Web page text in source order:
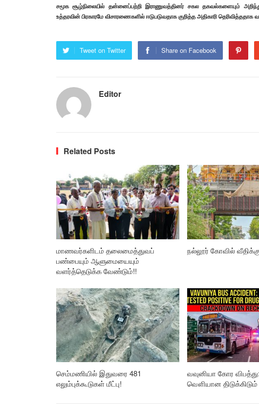
சமூக சூழ்நிலையில் தன்னைப்பற்றி இராணுவத்தினர் சகல தகவல்களையும்
உத்தரவின் பிரகாரமே விசாரணைகளில் ஈடுபடுவதாக குறித்த அதிகாரி
Tweet on Twitter Share on Facebook
Editor
Related Posts
மாணவர்களிடம் தலைமைத்துவப்
பண்பையும் ஆளுமையையும்
வளர்த்தெடுக்க வேண்டும்!!
நல்லூர் கோவில் வீதிக்கு
செம்மணியில் இதுவரை 481
எலும்புக்கூடுகள் மீட்பு!
வவுனியா கோர
வௌியான